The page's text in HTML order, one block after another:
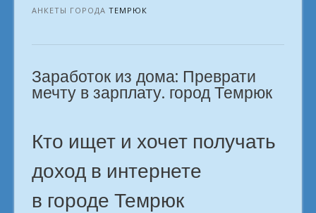
нуля:
АНКЕТЫ ГОРОДА ТЕМРЮК
Заработок из дома: Преврати
мечту в зарплату. город Темрюк
Кто ищет и хочет получать
доход в интернете
в городе Темрюк